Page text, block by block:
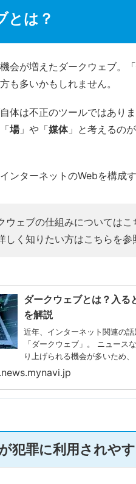
とは？
会が増えたダークウェブ。「
も多いかもしれません。
体は不正のツールではあり
場」や「媒体」と考えるの
ンターネットのWebを構成
ウェブの仕組みについては
しく知りたい方はこちらを参
ダークウェブとは？入る
を解説
近年、インターネット関連の
「ダークウェブ」。 ニュースなどではダークウェブの「暗黒面」が取
り上げられる機会が多いため
の」といったイメージが先行し
犯罪に利用されや